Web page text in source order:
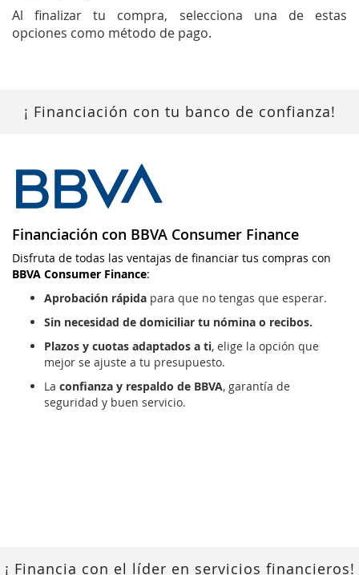
Al finalizar tu compra, selecciona una de estas
opciones como método de pago.
¡ Financiación con tu banco de confianza!
Financiación con BBVA Consumer Finance
Disfruta de todas las ventajas de financiar tus compras con
BBVA Consumer Finance:
Aprobación rápida para que no tengas que esperar.
Sin necesidad de domiciliar tu nómina o recibos.
Plazos y cuotas adaptados a ti, elige la opción que
mejor se ajuste a tu presupuesto.
La confianza y respaldo de BBVA, garantía de
seguridad y buen servicio.
¡ Financia con el líder en servicios financieros!